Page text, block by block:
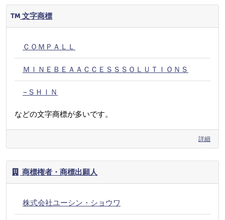
文字商標
ＣＯＭＰＡＬＬ
ＭＩＮＥＢＥＡＡＣＣＥＳＳＳＯＬＵＴＩＯＮＳ
−ＳＨＩＮ
などの文字商標が多いです。
詳細
商標権者・商標出願人
株式会社ユーシン・ショウワ